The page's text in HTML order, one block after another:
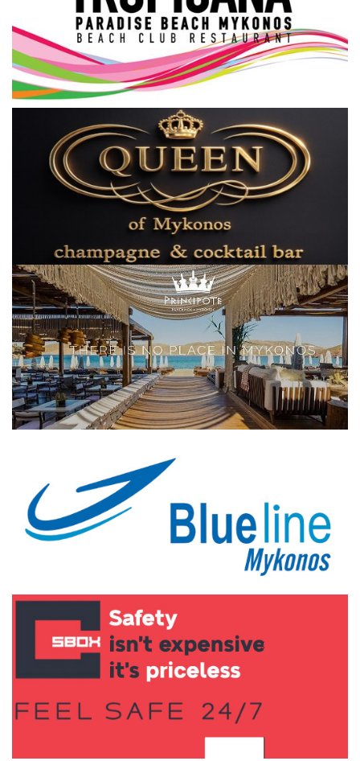
Σεβασμιώτατος Δωρόθεος Β’
Cost Of Living Crisis
Opinion + Analysis
L’Art des Sens
Local Elections 2023
About
Elections 2023
Γλώσσα
Ελληνικά English